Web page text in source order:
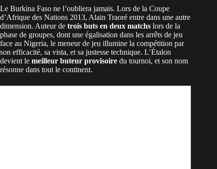
Le Burkina Faso ne l’oubliera jamais. Lors de la Coupe
d’Afrique des Nations 2013, Alain Traoré entre dans une autre
dimension. Auteur de trois buts en deux matchs lors de la
phase de groupes, dont une égalisation dans les arrêts de jeu
face au Nigeria, le meneur de jeu illumine la compétition par
son efficacité, sa vista, et sa justesse technique. L’Étalon
devient le meilleur buteur provisoire du tournoi, et son nom
résonne dans tout le continent.